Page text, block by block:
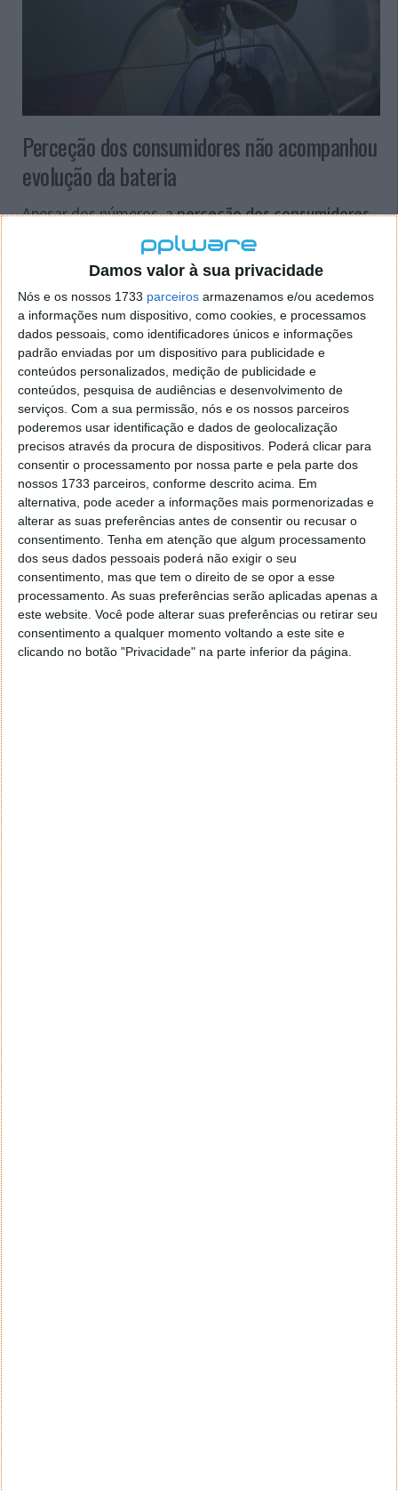
Damos valor à sua privacidade
Nós e os nossos 1733 parceiros armazenamos e/ou acedemos
a informações num dispositivo, como cookies, e processamos
dados pessoais, como identificadores únicos e informações
padrão enviadas por um dispositivo para publicidade e
conteúdos personalizados, medição de publicidade e
conteúdos, pesquisa de audiências e desenvolvimento de
serviços. Com a sua permissão, nós e os nossos parceiros
poderemos usar identificação e dados de geolocalização
precisos através da procura de dispositivos. Poderá clicar para
consentir o processamento por nossa parte e pela parte dos
nossos 1733 parceiros, conforme descrito acima. Em
alternativa, pode aceder a informações mais pormenorizadas e
alterar as suas preferências antes de consentir ou recusar o
consentimento. Tenha em atenção que algum processamento
dos seus dados pessoais poderá não exigir o seu
consentimento, mas que tem o direito de se opor a esse
processamento. As suas preferências serão aplicadas apenas a
este website. Você pode alterar suas preferências ou retirar seu
consentimento a qualquer momento voltando a este site e
clicando no botão "Privacidade" na parte inferior da página.
Perceção dos consumidores não acompanhou
evolução da bateria
Apesar dos números, aperceção dos consumidores
não acompanhou esta evolução
AutoPacific, de 2025, revela que o receio de ter de
substituir uma bateria cara continua a ser a principal
razão que afasta potenciais compradores dos
elétricos.
Ao The Wall Street Journal, Jessica Caldwell,
responsável deinsightsda Edmunds, admitiu que
desconfiança em torno das baterias continua bem
enraizada, apesar dos dados cada vez mais
favoráveis.
Nem tudo é perfeito: os hábitos de
carregamento contam
Isto não significa que as baterias sejam imunes ao
desgaste. Ouso frequente de carregamento rápido
DC acelera a degradação, quando comparado com
carregamentos mais lentos.
Segundo dados da Geotab, os veículos carregados
frequentemente a alta potência retêmcerca de